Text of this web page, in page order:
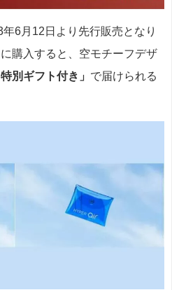
6月12日より先行販売となり
購入すると、空モチーフデザ
別ギフト付き」 で届けられる